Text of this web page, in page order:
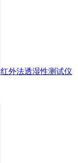
红外法透湿性测试仪